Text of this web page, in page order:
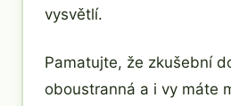
vysvětlí.
Pamatujte, že zkušební
oboustranná a i vy máte